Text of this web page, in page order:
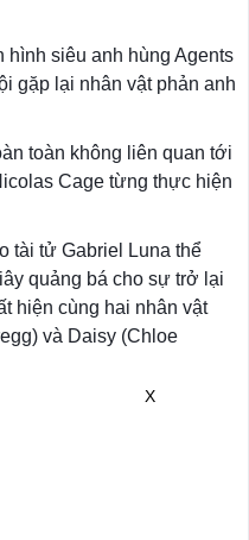
hình siêu anh hùng Agents
gặp lại nhân vật phản anh
toàn không liên quan tới
Cage từng thực hiện
tài tử Gabriel Luna thể
quảng bá cho sự trở lại
hiện cùng hai nhân vật
và Daisy (Chloe
X